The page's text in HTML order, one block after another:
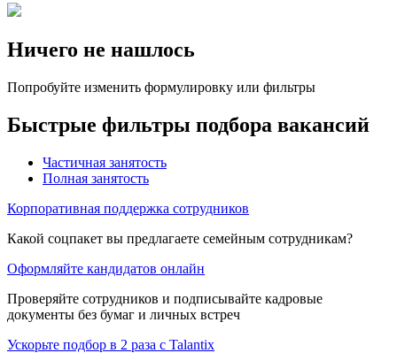
Ничего не нашлось
Попробуйте изменить формулировку или фильтры
Быстрые фильтры подбора вакансий
Частичная занятость
Полная занятость
Корпоративная поддержка сотрудников
Какой соцпакет вы предлагаете семейным сотрудникам?
Оформляйте кандидатов онлайн
Проверяйте сотрудников и подписывайте кадровые
документы без бумаг и личных встреч
Ускорьте подбор в 2 раза с Talantix